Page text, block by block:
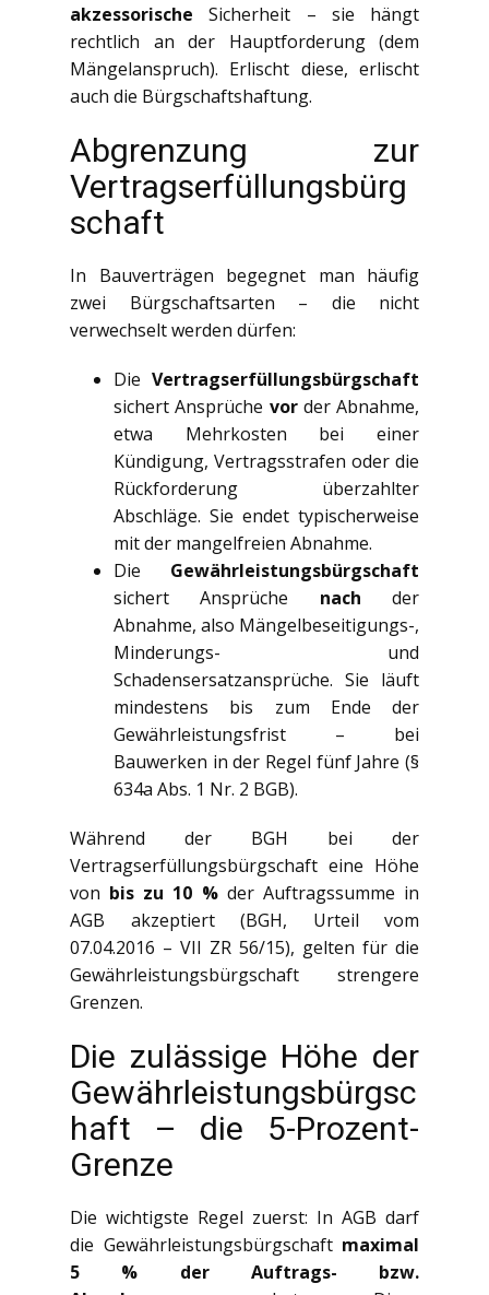
akzessorische Sicherheit – sie hängt
rechtlich an der Hauptforderung (dem
Mängelanspruch). Erlischt diese, erlischt
auch die Bürgschaftshaftung.
Abgrenzung zur
Vertragserfüllungsbürg
schaft
In Bauverträgen begegnet man häufig
zwei Bürgschaftsarten – die nicht
verwechselt werden dürfen:
Die Vertragserfüllungsbürgschaft
sichert Ansprüche vorder Abnahme,
etwa Mehrkosten bei einer
Kündigung, Vertragsstrafen oder die
Rückforderung überzahlter
Abschläge. Sie endet typischerweise
mit der mangelfreien Abnahme.
Die Gewährleistungsbürgschaft
sichert Ansprüche nach der
Abnahme, also Mängelbeseitigungs-,
Minderungs- und
Schadensersatzansprüche. Sie läuft
mindestens bis zum Ende der
Gewährleistungsfrist – bei
Bauwerken in der Regel fünf Jahre (§
634a Abs. 1 Nr. 2 BGB).
Während der BGH bei der
Vertragserfüllungsbürgschaft eine Höhe
von bis zu 10 %der Auftragssumme in
AGB akzeptiert (BGH, Urteil vom
07.04.2016 – VII ZR 56/15), gelten für die
Gewährleistungsbürgschaft strengere
Grenzen.
Die zulässige Höhe der
Gewährleistungsbürgsc
haft – die 5-Prozent-
Grenze
Die wichtigste Regel zuerst: In AGB darf
die Gewährleistungsbürgschaft maximal
5 % der Auftrags- bzw.